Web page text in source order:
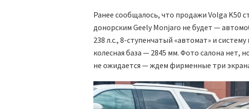
Ранее сообщалось, что продажи Volga K50
донорским Geely Monjaro не будет —
238 л.с., 8-ступенчатый «автомат» и
колесная база — 2845 мм. Фото салона нет,
не ожидается — ждем фирменные три